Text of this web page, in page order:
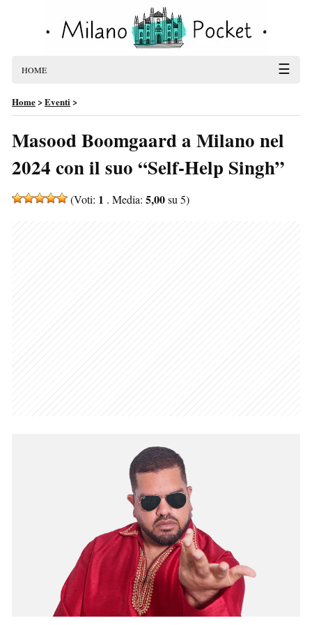
HOME ☰
Home>Eventi>
Masood Boomgaard a Milano nel
2024 con il suo “Self-Help Singh”
(Voti: 1 . Media: 5,00su 5)